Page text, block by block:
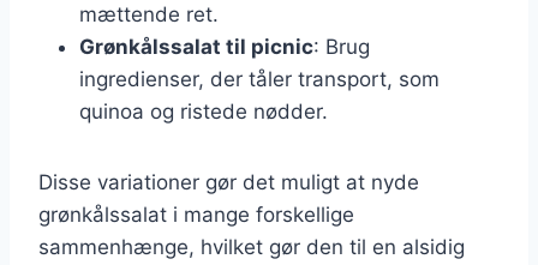
mættende ret.
Grønkålssalat til picnic: Brug
ingredienser, der tåler transport, som
quinoa og ristede nødder.
Disse variationer gør det muligt at nyde
grønkålssalat i mange forskellige
sammenhænge, hvilket gør den til en alsidig